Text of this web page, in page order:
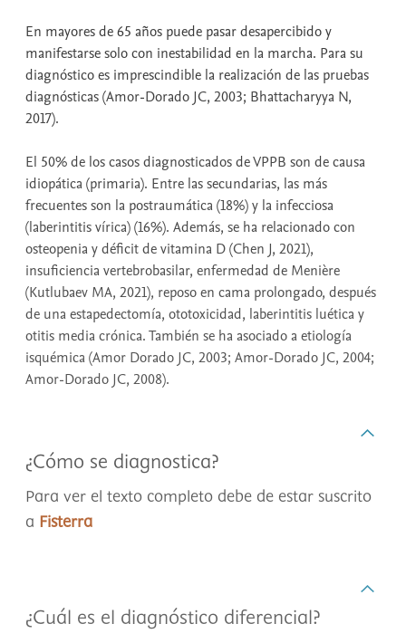
En mayores de 65 años puede pasar desapercibido y
manifestarse solo con inestabilidad en la marcha. Para su
diagnóstico es imprescindible la realización de las pruebas
diagnósticas (Amor-Dorado JC, 2003; Bhattacharyya N,
2017).
El 50% de los casos diagnosticados de VPPB son de causa
idiopática (primaria). Entre las secundarias, las más
frecuentes son la postraumática (18%) y la infecciosa
(laberintitis vírica) (16%). Además, se ha relacionado con
osteopenia y déficit de vitamina D (Chen J, 2021),
insuficiencia vertebrobasilar, enfermedad de Menière
(Kutlubaev MA, 2021), reposo en cama prolongado, después
de una estapedectomía, ototoxicidad, laberintitis luética y
otitis media crónica. También se ha asociado a etiología
isquémica (Amor Dorado JC, 2003; Amor-Dorado JC, 2004;
Amor-Dorado JC, 2008).
¿Cómo se diagnostica?
Para ver el texto completo debe de estar suscrito
a Fisterra
¿Cuál es el diagnóstico diferencial?